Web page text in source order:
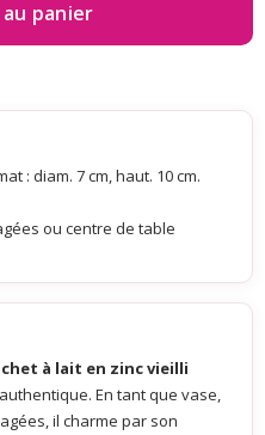
panier
: diam. 7 cm, haut. 10 cm.
ou centre de table
à lait en zinc vieilli
En tant que vase,
il charme par son